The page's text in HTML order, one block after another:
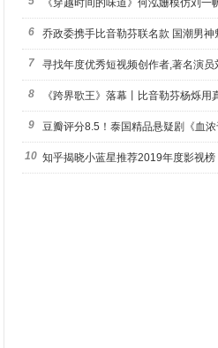
《穿越时间的味道》何泓姗模仿刘一
侃“学人
6 乔政委携手比音勒芬联名款 国潮男神
7 寻找年度优秀短视频创作者,著名演员
奇艺号"奇
8 《跨界歌王》落幕丨比音勒芬杨烁用
圈粉!
9 豆瓣评分8.5！泰国精品悬疑剧《血
日西瓜视
10 知乎揭晓小蓝星推荐2019年度影视榜